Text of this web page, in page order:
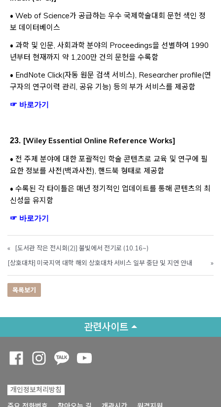
• Web of Science가 공급하는 우수 국제학술대회 문헌 색인 정
보 데이터베이스
• 과학 및 인문, 사회과학 분야의 Proceedings을 선별하여 1990
년부터 현재까지 약 1,200만 건의 문헌을 수록함
• EndNote Click(자동 원문 검색 서비스), Researcher profile(연
구자의 연구이력 관리, 공유 기능) 등의 부가 서비스를 제공함
☞ 바로가기
23. [Wiley Essential Online Reference Works]
• 전 주제 분야에 대한 포괄적인 학술 콘텐츠로 교육 및 연구에 필
요한 정보를 사전(백과사전), 핸드북 형태로 제공함
• 수록된 각 타이틀은 매년 정기적인 업데이트를 통해 콘텐츠의 최
신성을 유지함
☞ 바로가기
Opens a new window
«
[도서관 작은 전시회(2)] 불빛에서 전기로 (10.16~)
[상호대차] 미국지역 대학 해외 상호대차 서비스 일부 중단 및 지연 안내
»
목록보기
관련사이트
개인정보처리방침
Opens a new window
Opens a new window
Opens a new window